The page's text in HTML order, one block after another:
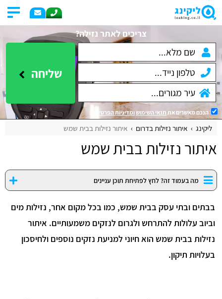
צריכים לאתר נזילה?
שליחה
הנכם מאשרים את תנאי השימושומדיניות הפרטיות
ליקינג איתור נזילות בדרום איתור נזילות בבית שמש
איתור נזילות בבית שמש
מה בעמוד זה? לחץ לפתיחת תוכן עניינים
בבתים ובתי עסק בבית שמש, כמו בכל מקום אחר, נזילות מים
וביוב עלולות להתרחש ולגרום לנזקים משמעותיים. איתור
נזילות בבית שמש הוא חיוני למניעת נזקים נוספים ולחיסכון
בעלויות תיקון.